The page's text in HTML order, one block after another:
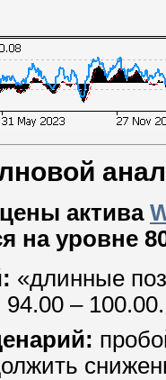
актива
на уровне
«длинные
– 100.00.